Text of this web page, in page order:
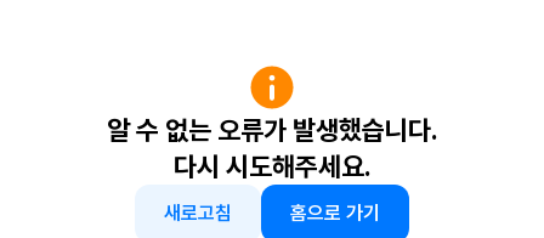
알 수 없는 오류가 발생했습니다.
다시 시도해주세요.
새로고침 홈으로 가기